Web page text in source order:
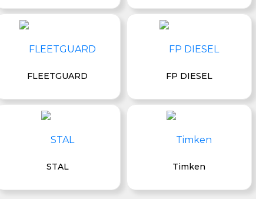
FLEETGUARD FP DIESEL
STAL Timken